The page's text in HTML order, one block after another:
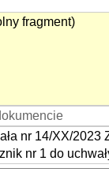
fragment)
nr 14/XX/
nr 1 do